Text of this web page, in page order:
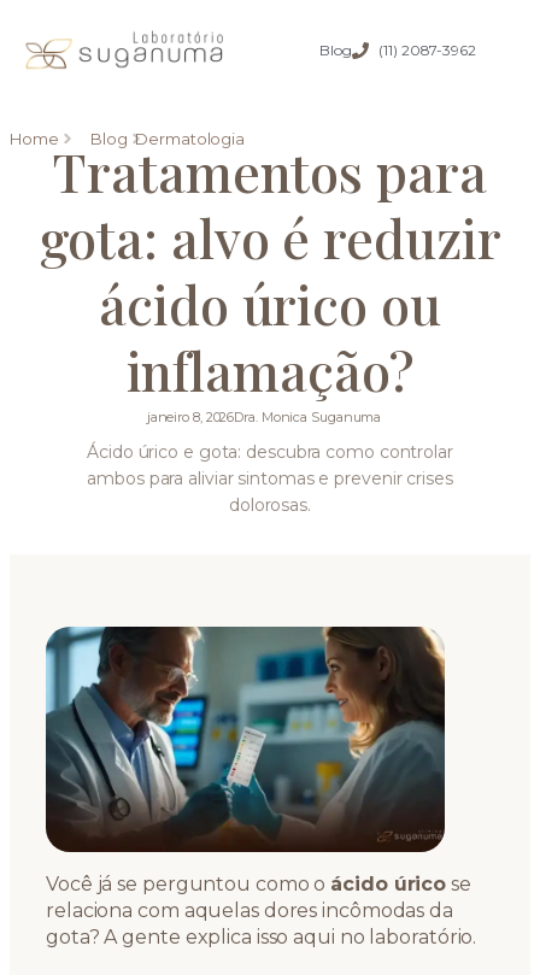
Blog (11) 2087-3962
Home Blog Dermatologia
Tratamentos para
gota: alvo é reduzir
ácido úrico ou
inflamação?
janeiro 8, 2026Dra. Monica Suganuma
Ácido úrico e gota: descubra como controlar
ambos para aliviar sintomas e prevenir crises
dolorosas.
Você já se perguntou como o ácido úrico se
relaciona com aquelas dores incômodas da
gota? A gente explica isso aqui no laboratório.